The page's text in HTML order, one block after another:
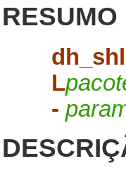
RESUMO
L
-